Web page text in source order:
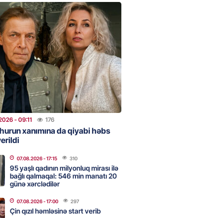
evlənməsə yaxşıdır” —
- 15:37 204
İlham Əliyev müharibəni
həm də sülhü qazandı!” –
- 14:50 171
oğlu türkcə danışdı
- 14:39
Prezident İlham Əliyevə
- 09:11 176
xanımına da qiyabi həbs
07.08.2026- 17:15 310
95 yaşlı qadının milyonluq mirası ilə
bağlı qalmaqal: 546 min manatı 20
günə xərclədilər
07.08.2026- 17:00 297
Çin qızıl həmləsinə start verib